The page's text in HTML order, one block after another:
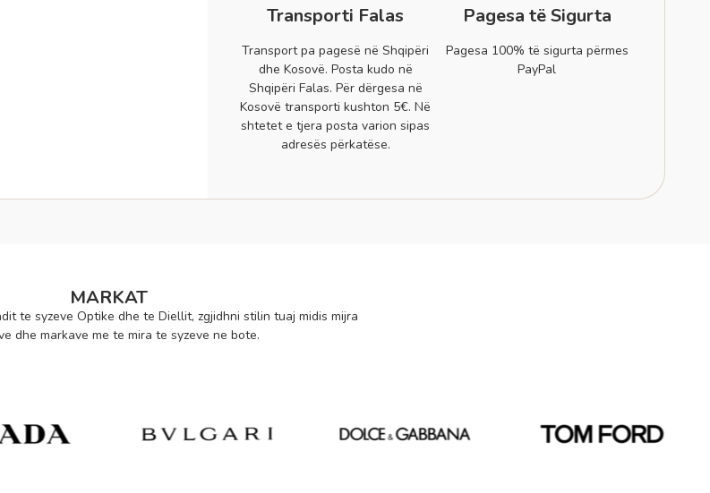
Transporti Falas
Transport pa pagesë në Shqipëri
dhe Kosovë. Posta kudo në
Shqipëri Falas. Për dërgesa në
Kosovë transporti kushton 5€. Në
shtetet e tjera posta varion sipas
adresës përkatëse.
Pagesa të Sigurta
Pagesa 100% të sigurta përmes
PayPal
MARKAT
te syzeve Optike dhe te Diellit, zgjidhni stilin tuaj midis mijra
dhe markave me te mira te syzeve ne bote.